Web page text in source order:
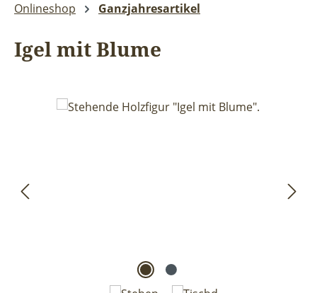
Onlineshop Ganzjahresartikel
Igel mit Blume
Bildergalerie überspringen